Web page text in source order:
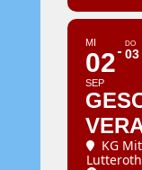
MI
02
SEP
DO
03
KG